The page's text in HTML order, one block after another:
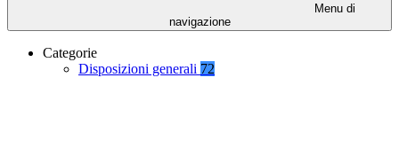
Menu di
navigazione
Categorie
Disposizioni generali 72